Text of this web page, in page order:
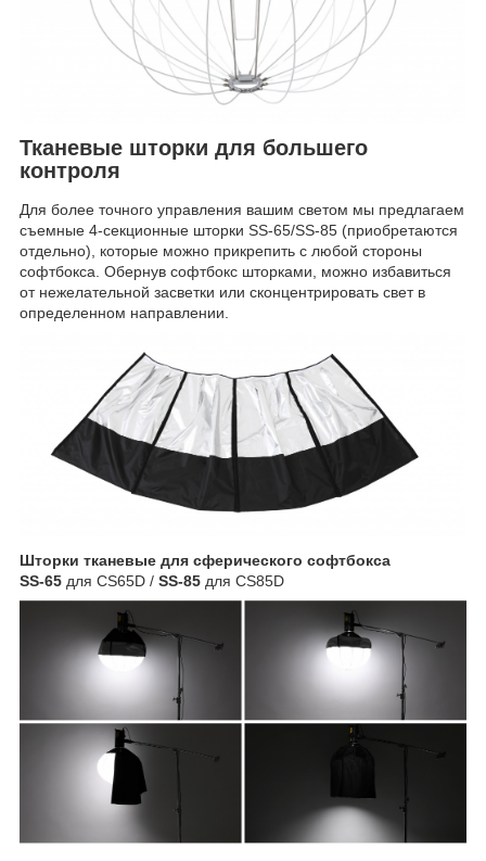
Тканевые шторки для большего
контроля
Для более точного управления вашим светом мы предлагаем
съемные 4-секционные шторки SS-65/SS-85 (приобретаются
отдельно), которые можно прикрепить с любой стороны
софтбокса. Обернув софтбокс шторками, можно избавиться
от нежелательной засветки или сконцентрировать свет в
определенном направлении.
Шторки тканевые для сферического софтбокса
SS-65 для CS65D / SS-85 для CS85D